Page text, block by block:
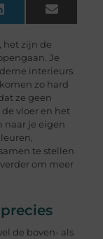
LinkedIn Email
het zijn de
Je
interieurs.
zo hard
ze geen
vloer en het
naar je eigen
te stellen
om meer
de boven- als